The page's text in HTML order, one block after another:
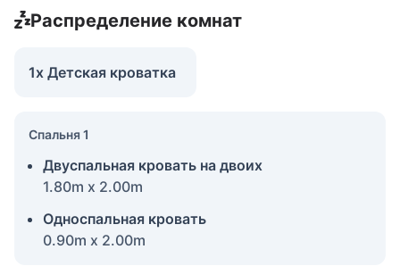
Распределение комнат
1x Детская кроватка
Спальня 1
Двуспальная кровать на двоих
1.80m x 2.00m
Односпальная кровать
0.90m x 2.00m